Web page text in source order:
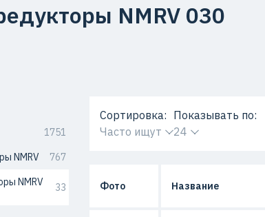
NMRV 030
1751
NMRV
767
NMRV
33
Сортировка:
Часто ищут
Показывать по:
24
Фото Название